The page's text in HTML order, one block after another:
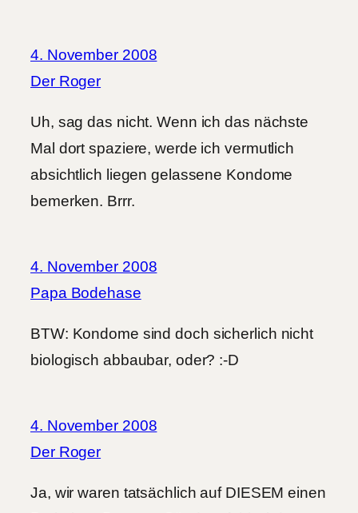
4. November 2008
Der Roger
Uh, sag das nicht. Wenn ich das nächste
Mal dort spaziere, werde ich vermutlich
absichtlich liegen gelassene Kondome
bemerken. Brrr.
4. November 2008
Papa Bodehase
BTW: Kondome sind doch sicherlich nicht
biologisch abbaubar, oder? :-D
4. November 2008
Der Roger
Ja, wir waren tatsächlich auf DIESEM einen